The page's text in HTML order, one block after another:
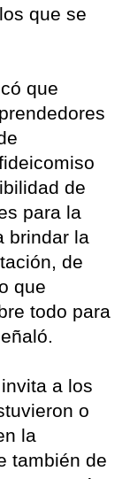
que se
que
de
para la
brindar la
de
que
todo para
a los
o
la
también de